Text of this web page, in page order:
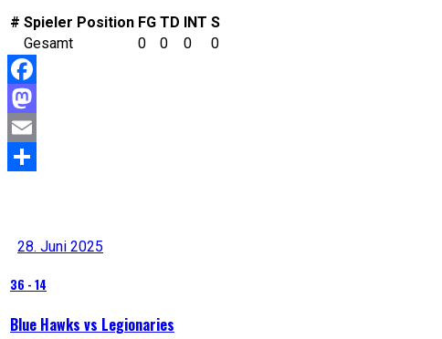
# Spieler Position FG TD INT S
Gesamt
0 0 0 0
Facebook
Mastodon
Email
28. Juni 2025
36 - 14
Blue Hawks vs Legionaries